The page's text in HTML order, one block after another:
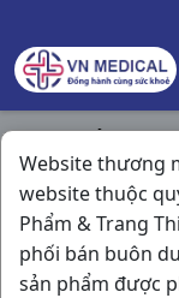
Website thương
website thuộc
Phẩm & Trang
phối bán buôn
sản phẩm được
Trang chủ /
Chophytol